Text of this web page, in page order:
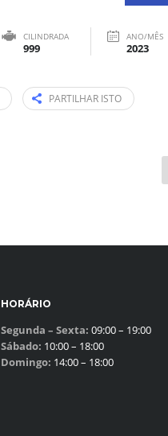
CILINDRADA
999
ANO/MÊS
2023
PARTILHAR ISTO
HORÁRIO
Segunda – Sexta: 09:00 – 19:00
Sábado: 10:00 – 18:00
Domingo: 14:00 – 18:00